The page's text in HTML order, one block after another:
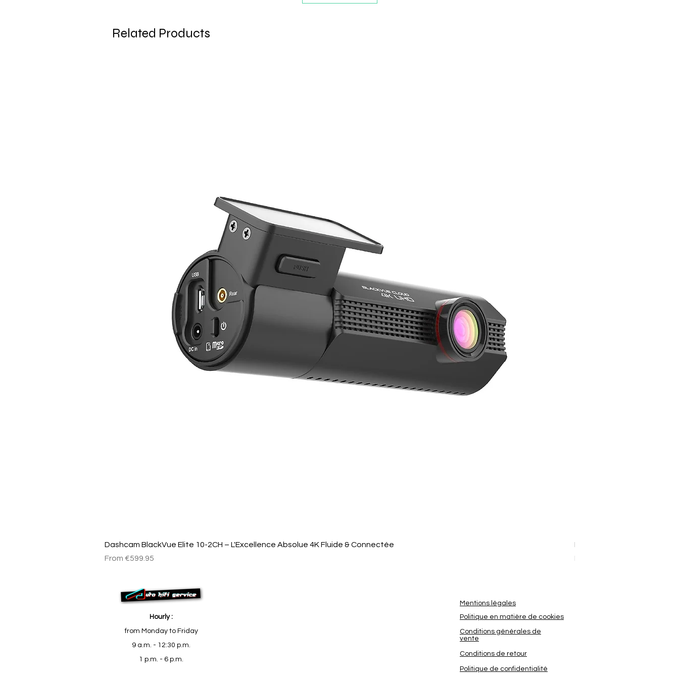
Related Products
Quick View
Dashcam BlackVue Elite 10-2CH – L'Excellence Absolue 4K Fluide & Connectée
From €599.95
Sale Price
Dashcam BlackVue Elite 8-
From
Sale Price
Hourly :
from Monday to Friday
9 a.m. - 12:30 p.m.
1 p.m. - 6 p.m.
Mentions légales
Politique en matière de cookies
Conditions générales de
vente
Conditions de retour
Politique de confidentialité